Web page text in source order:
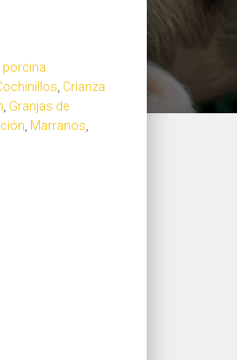
Crianza
Granjas de
Marranos